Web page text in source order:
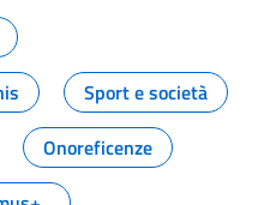
Sport e società
Onoreficenze